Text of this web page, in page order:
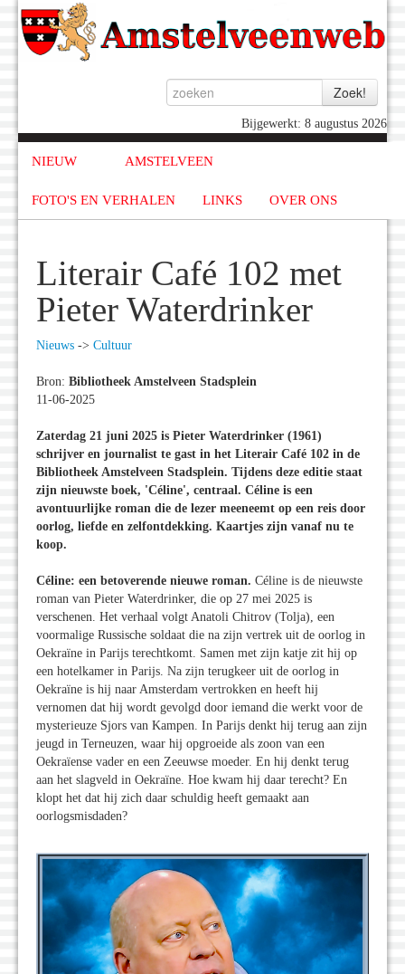
Bijgewerkt: 8 augustus 2026
NIEUW AMSTELVEEN
FOTO'S EN VERHALEN LINKS OVER ONS
Literair Café 102 met
Pieter Waterdrinker
Nieuws -> Cultuur
Bron: Bibliotheek Amstelveen Stadsplein
11-06-2025
Zaterdag 21 juni 2025 is Pieter Waterdrinker (1961)
schrijver en journalist te gast in het Literair Café 102 in de
Bibliotheek Amstelveen Stadsplein. Tijdens deze editie staat
zijn nieuwste boek, 'Céline', centraal. Céline is een
avontuurlijke roman die de lezer meeneemt op een reis door
oorlog, liefde en zelfontdekking. Kaartjes zijn vanaf nu te
koop.
Céline: een betoverende nieuwe roman. Céline is de nieuwste
roman van Pieter Waterdrinker, die op 27 mei 2025 is
verschenen. Het verhaal volgt Anatoli Chitrov (Tolja), een
voormalige Russische soldaat die na zijn vertrek uit de oorlog in
Oekraïne in Parijs terechtkomt. Samen met zijn katje zit hij op
een hotelkamer in Parijs. Na zijn terugkeer uit de oorlog in
Oekraïne is hij naar Amsterdam vertrokken en heeft hij
vernomen dat hij wordt gevolgd door iemand die werkt voor de
mysterieuze Sjors van Kampen. In Parijs denkt hij terug aan zijn
jeugd in Terneuzen, waar hij opgroeide als zoon van een
Oekraïense vader en een Zeeuwse moeder. En hij denkt terug
aan het slagveld in Oekraïne. Hoe kwam hij daar terecht? En
klopt het dat hij zich daar schuldig heeft gemaakt aan
oorlogsmisdaden?